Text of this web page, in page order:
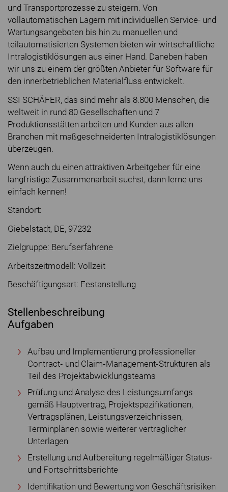
und Transportprozesse zu steigern. Von
vollautomatischen Lagern mit individuellen Service- und
Wartungsangeboten bis hin zu manuellen und
teilautomatisierten Systemen bieten wir wirtschaftliche
Intralogistiklösungen aus einer Hand. Daneben haben
wir uns zu einem der größten Anbieter für Software für
den innerbetrieblichen Materialfluss entwickelt.
SSI SCHÄFER, das sind mehr als 8.800 Menschen, die
weltweit in rund 80 Gesellschaften und 7
Produktionsstätten arbeiten und Kunden aus allen
Branchen mit maßgeschneiderten Intralogistiklösungen
überzeugen.
Wenn auch du einen attraktiven Arbeitgeber für eine
langfristige Zusammenarbeit suchst, dann lerne uns
einfach kennen!
Standort:
Giebelstadt, DE, 97232
Zielgruppe: Berufserfahrene
Arbeitszeitmodell: Vollzeit
Beschäftigungsart: Festanstellung
Stellenbeschreibung
Aufgaben
Aufbau und Implementierung professioneller
Contract‐ und Claim‐Management‐Strukturen als
Teil des Projektabwicklungsteams
Prüfung und Analyse des Leistungsumfangs
gemäß Hauptvertrag, Projektspezifikationen,
Vertragsplänen, Leistungsverzeichnissen,
Terminplänen sowie weiterer vertraglicher
Unterlagen
Erstellung und Aufbereitung regelmäßiger Status‐
und Fortschrittsberichte
Identifikation und Bewertung von Geschäftsrisiken